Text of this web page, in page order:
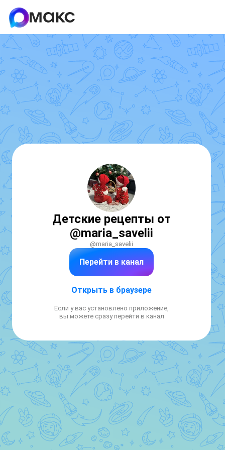
Детские рецепты от
@maria_savelii
@maria_savelii
Перейти в канал
Открыть в браузере
Если у вас установлено приложение,
вы можете сразу перейти в канал